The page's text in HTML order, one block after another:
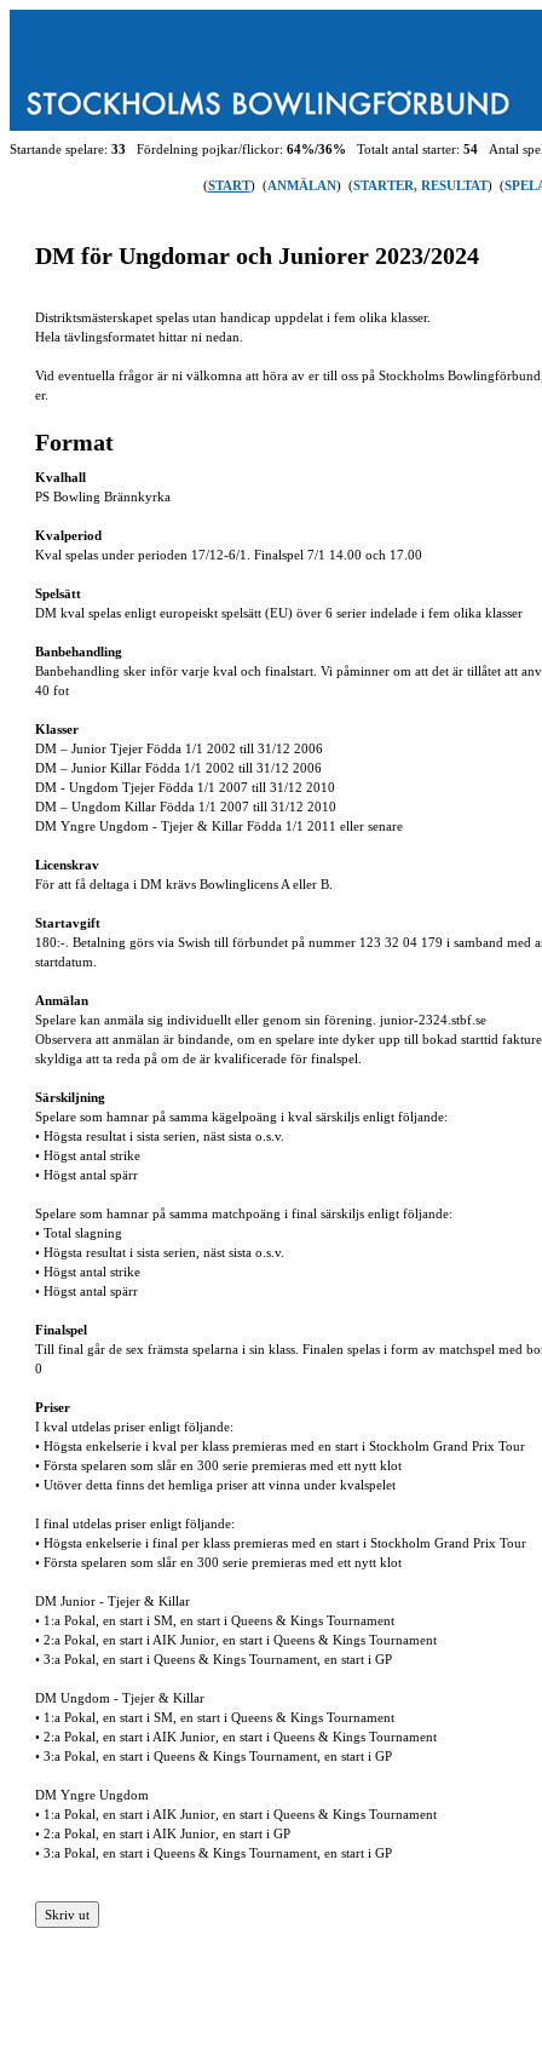
DM för Ungdomar och Juniorer 2023/2024
Distriktsmästerskapet spelas utan handicap uppdelat i fem olika klasser.
Hela tävlingsformatet hittar ni nedan.
Vid eventuella frågor är ni välkomna att höra av er till oss på Stockholms
er.
Format
Kvalhall
PS Bowling Brännkyrka
Kvalperiod
Kval spelas under perioden 17/12-6/1. Finalspel 7/1 14.00 och 17.00
Spelsätt
DM kval spelas enligt europeiskt spelsätt (EU) över 6 serier indelade i fem olika klasser
Banbehandling
Banbehandling sker inför varje kval och finalstart. Vi påminner om att det är tillåtet att
40 fot
Klasser
DM – Junior Tjejer Födda 1/1 2002 till 31/12 2006
DM – Junior Killar Födda 1/1 2002 till 31/12 2006
DM - Ungdom Tjejer Födda 1/1 2007 till 31/12 2010
DM – Ungdom Killar Födda 1/1 2007 till 31/12 2010
DM Yngre Ungdom - Tjejer & Killar Födda 1/1 2011 eller senare
Licenskrav
För att få deltaga i DM krävs Bowlinglicens A eller B.
Startavgift
180:-. Betalning görs via Swish till förbundet på nummer 123 32 04 179 i samband med
startdatum.
Anmälan
Spelare kan anmäla sig individuellt eller genom sin förening. junior-2324.stbf.se
Observera att anmälan är bindande, om en spelare inte dyker upp till bokad starttid
skyldiga att ta reda på om de är kvalificerade för finalspel.
Särskiljning
Spelare som hamnar på samma kägelpoäng i kval särskiljs enligt följande:
• Högsta resultat i sista serien, näst sista o.s.v.
• Högst antal strike
• Högst antal spärr
Spelare som hamnar på samma matchpoäng i final särskiljs enligt följande:
• Total slagning
• Högsta resultat i sista serien, näst sista o.s.v.
• Högst antal strike
• Högst antal spärr
Finalspel
Till final går de sex främsta spelarna i sin klass. Finalen spelas i form av matchspel med
0
Priser
I kval utdelas priser enligt följande:
• Högsta enkelserie i kval per klass premieras med en start i Stockholm Grand Prix Tour
• Första spelaren som slår en 300 serie premieras med ett nytt klot
• Utöver detta finns det hemliga priser att vinna under kvalspelet
I final utdelas priser enligt följande:
• Högsta enkelserie i final per klass premieras med en start i Stockholm Grand Prix Tour
• Första spelaren som slår en 300 serie premieras med ett nytt klot
DM Junior - Tjejer & Killar
• 1:a Pokal, en start i SM, en start i Queens & Kings Tournament
• 2:a Pokal, en start i AIK Junior, en start i Queens & Kings Tournament
• 3:a Pokal, en start i Queens & Kings Tournament, en start i GP
DM Ungdom - Tjejer & Killar
• 1:a Pokal, en start i SM, en start i Queens & Kings Tournament
• 2:a Pokal, en start i AIK Junior, en start i Queens & Kings Tournament
• 3:a Pokal, en start i Queens & Kings Tournament, en start i GP
DM Yngre Ungdom
• 1:a Pokal, en start i AIK Junior, en start i Queens & Kings Tournament
• 2:a Pokal, en start i AIK Junior, en start i GP
• 3:a Pokal, en start i Queens & Kings Tournament, en start i GP
Skriv ut
Startande spelare: 33 Fördelning pojkar/flickor: 64%/36% Totalt antal starter: 54 Antal
(START) (ANMÄLAN) (STARTER, RESULTAT) (